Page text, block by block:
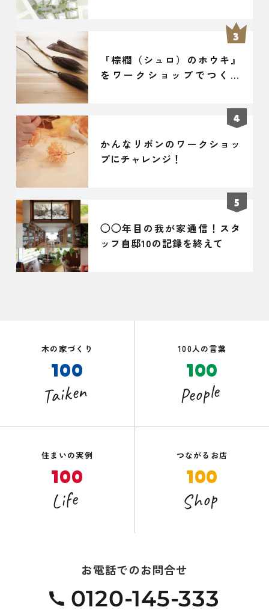
『棕櫚（シュロ）のホウキ』
をワークショップでつくろ
かんなリボンのワークショッ
プにチャレンジ！
◯◯年目の我が家通信！スタ
ッフ自邸10の記録を終えて
木の家づくり
100
Taiken
100人の言葉
100
People
住まいの実例
100
Life
つながるお店
100
Shop
お電話でのお問合せ
0120-145-333